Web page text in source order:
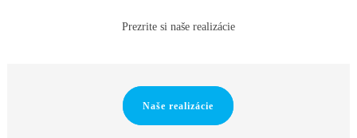
Prezrite si naše realizácie
Naše realizácie